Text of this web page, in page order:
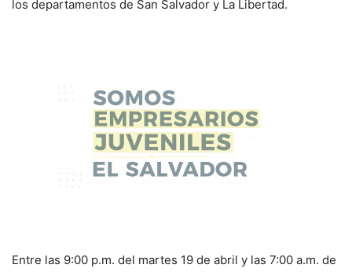
los departamentos de San Salvador y La Libertad.
Entre las 9:00 p.m. del martes 19 de abril y las 7:00 a.m. de